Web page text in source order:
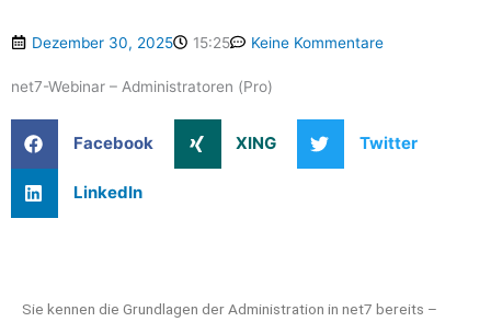
Dezember 30, 2025 15:25 Keine Kommentare
net7-Webinar – Administratoren (Pro)
Facebook XING Twitter
LinkedIn
Sie kennen die Grundlagen der Administration in net7 bereits –